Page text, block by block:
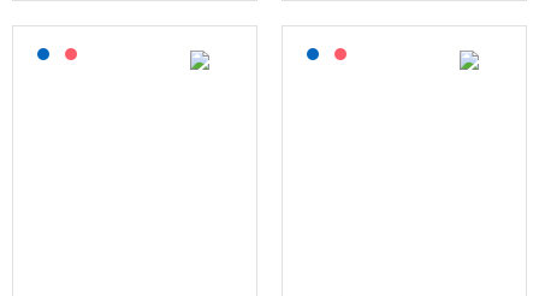
Lagerført: NEK Kabel
På forespørsel Lagerført: NEK Kabel
På forespørsel